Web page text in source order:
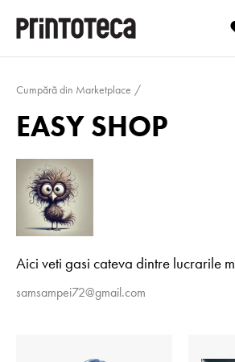
Cumpără din Marketplace
EASY SHOP
Aici veti gasi cateva dintre lucrarile
samsampei72@gmail.com